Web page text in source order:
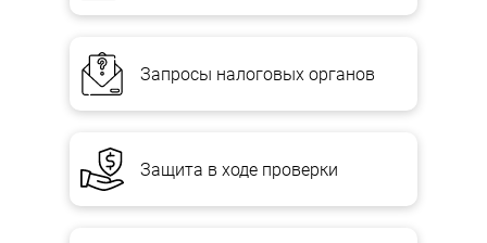
Запросы налоговых органов
Защита в ходе проверки